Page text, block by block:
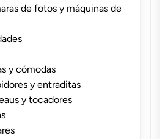
de fotos y máquinas de
y cómodas
y entraditas
y tocadores